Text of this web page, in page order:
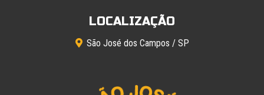
LOCALIZAÇÃO
São José dos Campos / SP